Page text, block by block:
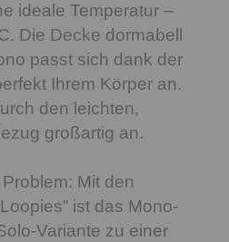
ideale Temperatur –
Die Decke dormabell
passt sich dank der
Ihrem Körper an.
den leichten,
großartig an.
Mit den
ist das Mono-
Variante zu einer